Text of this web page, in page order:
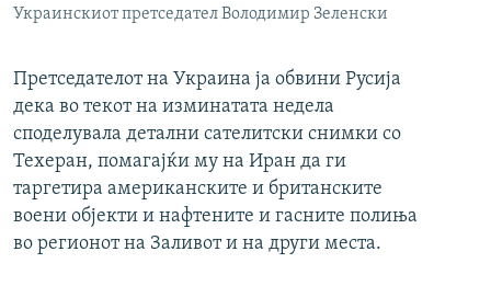
Украинскиот претседател Володимир Зеленски
Претседателот на Украина ја обвини Русија
дека во текот на изминатата недела
споделувала детални сателитски снимки со
Техеран, помагајќи му на Иран да ги
таргетира американските и британските
воени објекти и нафтените и гасните полиња
во регионот на Заливот и на други места.